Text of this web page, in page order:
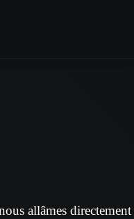
allâmes